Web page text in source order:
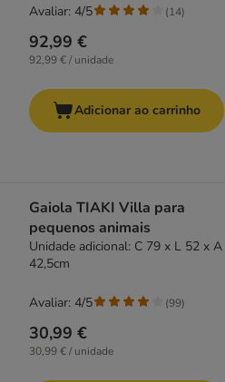
92,99 €
92,99 € / unidade
Avaliar: 4/5 (14)
Adicionar ao carrinho
Gaiola TIAKI Villa para
pequenos animais
Unidade adicional: C 79 x L 52 x A
42,5cm
30,99 €
30,99 € / unidade
Avaliar: 4/5 (99)